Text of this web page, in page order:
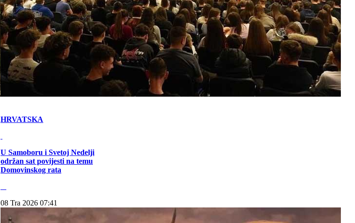
HRVATSKA
U Samoboru i Svetoj Nedelji
održan sat povijesti na temu
Domovinskog rata
08 Tra 2026 07:41